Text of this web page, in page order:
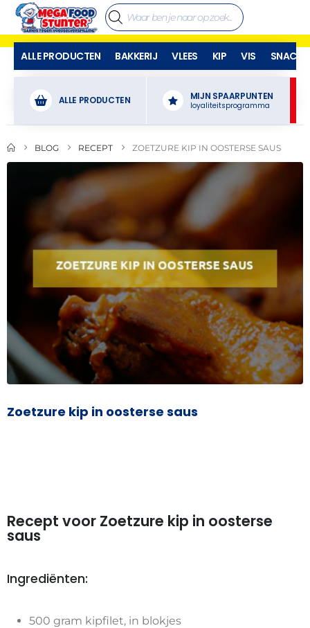
ALLE PRODUCTEN BAKKERIJ VLEES KIP VIS SNACKS
ALLE PRODUCTEN MIJN SPAARPUNTEN
loyaliteitsprogramma
BLOG RECEPT ZOETZURE KIP IN OOSTERSE SAUS
Zoetzure kip in oosterse saus
Recept voor Zoetzure kip in oosterse
saus
Ingrediënten:
500 gram kipfilet, in blokjes